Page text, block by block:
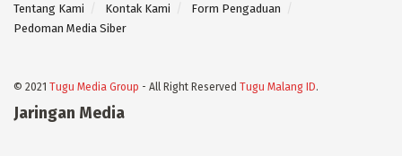
Tentang Kami
Kontak Kami
Form Pengaduan
Pedoman Media Siber
© 2021 Tugu Media Group - All Right Reserved Tugu Malang ID.
Jaringan Media